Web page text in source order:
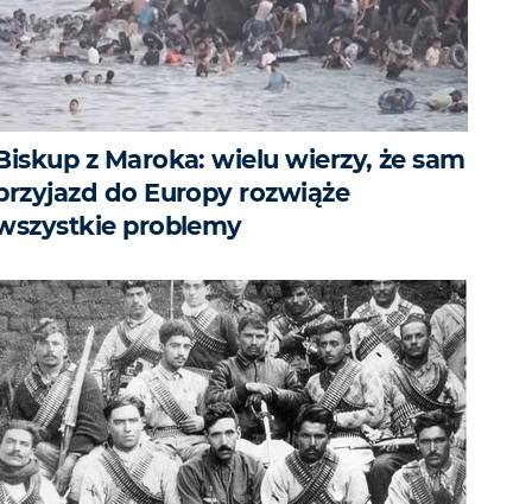
z Maroka: wielu wierzy, że sam
do Europy rozwiąże
problemy